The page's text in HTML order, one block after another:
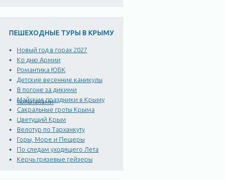
ПЕШЕХОДНЫЕ ТУРЫ В КРЫМУ
Новый год в горах 2027
Ко дню Армии
Романтика ЮБК
Детские весенние каникулы
В погоне за дикими
тюльпанами
Майские праздники в Крыму
Сакральные гроты Крыма
Цветущий Крым
Велотур по Тарханкуту
Горы, Море и Пещеры
По следам уходящего Лета
Керчь грязевые гейзеры